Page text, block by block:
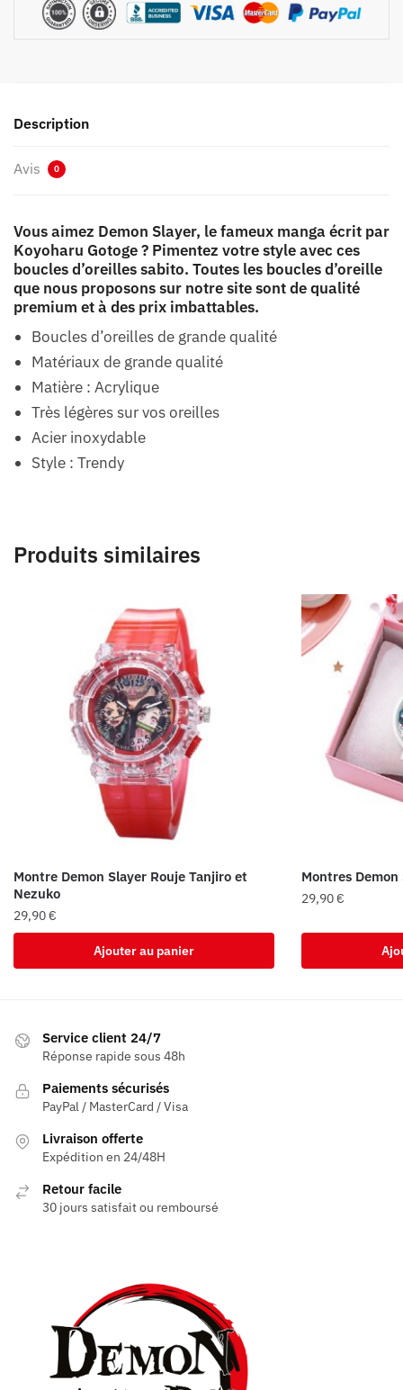
Description
Avis 0
Vous aimez Demon Slayer, le fameux manga écrit par
Koyoharu Gotoge ? Pimentez votre style avec ces
boucles d’oreilles sabito. Toutes les boucles d’oreille
que nous proposons sur notre site sont de qualité
premium et à des prix imbattables.
Boucles d’oreilles de grande qualité
Matériaux de grande qualité
Matière : Acrylique
Très légères sur vos oreilles
Acier inoxydable
Style : Trendy
Produits similaires
Montre Demon Slayer Rouje Tanjiro et
Nezuko
29,90€
Ajouter au panier
Montres
29,90€
Service client 24/7
Réponse rapide sous 48h
Paiements sécurisés
PayPal / MasterCard / Visa
Livraison offerte
Expédition en 24/48H
Retour facile
30 jours satisfait ou remboursé